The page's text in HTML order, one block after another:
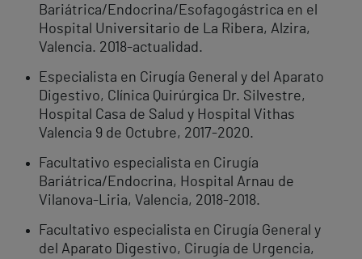
Bariátrica/Endocrina/Esofagogástrica en el
Hospital Universitario de La Ribera, Alzira,
Valencia. 2018-actualidad.
Especialista en Cirugía General y del Aparato
Digestivo, Clínica Quirúrgica Dr. Silvestre,
Hospital Casa de Salud y Hospital Vithas
Valencia 9 de Octubre, 2017-2020.
Facultativo especialista en Cirugía
Bariátrica/Endocrina, Hospital Arnau de
Vilanova-Liria, Valencia, 2018-2018.
Facultativo especialista en Cirugía General y
del Aparato Digestivo, Cirugía de Urgencia,